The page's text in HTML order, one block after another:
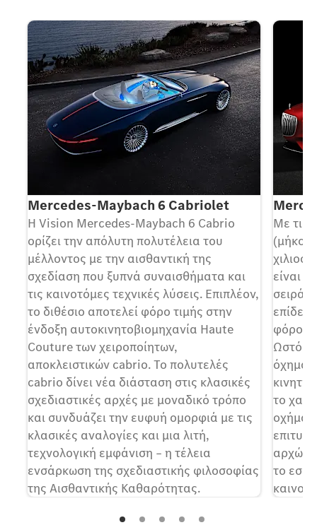
Mercedes-Maybach 6 Cabriolet
Η Vision Mercedes-Maybach 6 Cabrio
ορίζει την απόλυτη πολυτέλεια του
μέλλοντος με την αισθαντική της
σχεδίαση που ξυπνά συναισθήματα και
τις καινοτόμες τεχνικές λύσεις. Επιπλέον,
το διθέσιο αποτελεί φόρο τιμής στην
ένδοξη αυτοκινητοβιομηχανία Haute
Couture των χειροποίητων,
αποκλειστικών cabrio. Το πολυτελές
cabrio δίνει νέα διάσταση στις κλασικές
σχεδιαστικές αρχές με μοναδικό τρόπο
και συνδυάζει την ευφυή ομορφιά με τις
κλασικές αναλογίες και μια λιτή,
τεχνολογική εμφάνιση – η τέλεια
ενσάρκωση της σχεδιαστικής φιλοσοφίας
της Αισθαντικής Καθαρότητας.
Με τις
είναι
φόρος
όχημα.
το
αρχών
το